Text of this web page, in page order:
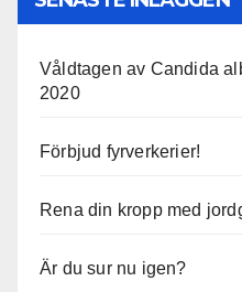
Våldtagen av Candida
2020
Förbjud fyrverkerier!
Rena din kropp med
Är du sur nu igen?